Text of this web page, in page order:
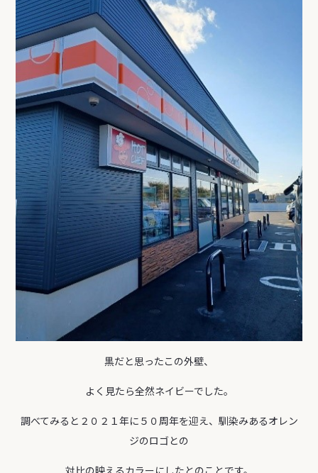
黒だと思ったこの外壁、
よく見たら全然ネイビーでした。
調べてみると２０２１年に５０周年を迎え、馴染みあるオレン
ジのロゴとの
対比の映えるカラーにしたとのことです。